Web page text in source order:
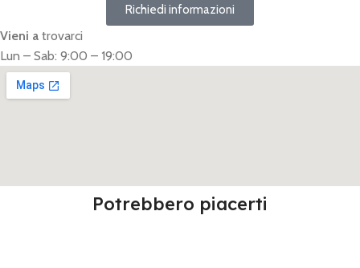
Richiedi informazioni
Vieni a trovarci
Lun – Sab: 9:00 – 19:00
Potrebbero piacerti